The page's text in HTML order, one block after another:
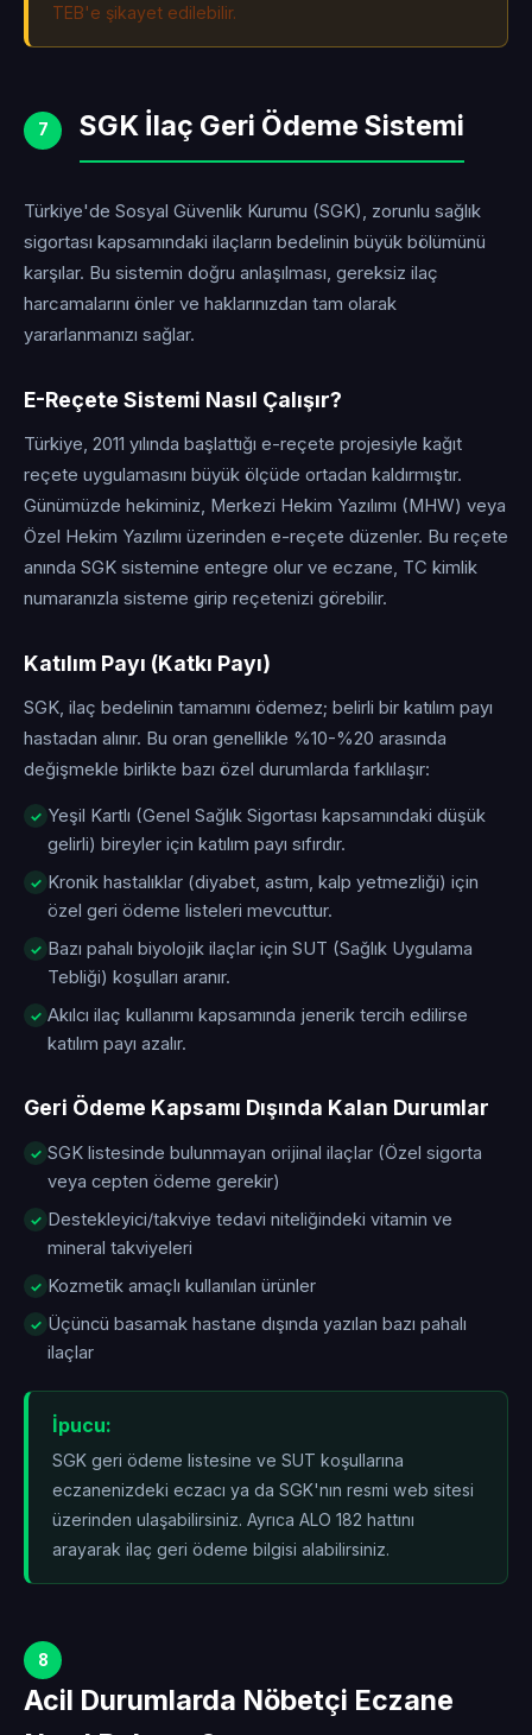
TEB'e şikayet edilebilir.
7 SGK İlaç Geri Ödeme Sistemi
Türkiye'de Sosyal Güvenlik Kurumu (SGK), zorunlu sağlık
sigortası kapsamındaki ilaçların bedelinin büyük bölümünü
karşılar. Bu sistemin doğru anlaşılması, gereksiz ilaç
harcamalarını önler ve haklarınızdan tam olarak
yararlanmanızı sağlar.
E-Reçete Sistemi Nasıl Çalışır?
Türkiye, 2011 yılında başlattığı e-reçete projesiyle kağıt
reçete uygulamasını büyük ölçüde ortadan kaldırmıştır.
Günümüzde hekiminiz, Merkezi Hekim Yazılımı (MHW) veya
Özel Hekim Yazılımı üzerinden e-reçete düzenler. Bu reçete
anında SGK sistemine entegre olur ve eczane, TC kimlik
numaranızla sisteme girip reçetenizi görebilir.
Katılım Payı (Katkı Payı)
SGK, ilaç bedelinin tamamını ödemez; belirli bir katılım payı
hastadan alınır. Bu oran genellikle %10-%20 arasında
değişmekle birlikte bazı özel durumlarda farklılaşır:
Yeşil Kartlı (Genel Sağlık Sigortası kapsamındaki düşük
gelirli) bireyler için katılım payı sıfırdır.
Kronik hastalıklar (diyabet, astım, kalp yetmezliği) için
özel geri ödeme listeleri mevcuttur.
Bazı pahalı biyolojik ilaçlar için SUT (Sağlık Uygulama
Tebliği) koşulları aranır.
Akılcı ilaç kullanımı kapsamında jenerik tercih edilirse
katılım payı azalır.
Geri Ödeme Kapsamı Dışında Kalan Durumlar
SGK listesinde bulunmayan orijinal ilaçlar (Özel sigorta
veya cepten ödeme gerekir)
Destekleyici/takviye tedavi niteliğindeki vitamin ve
mineral takviyeleri
Kozmetik amaçlı kullanılan ürünler
Üçüncü basamak hastane dışında yazılan bazı pahalı
ilaçlar
İpucu:
SGK geri ödeme listesine ve SUT koşullarına
eczanenizdeki eczacı ya da SGK'nın resmi web sitesi
üzerinden ulaşabilirsiniz. Ayrıca ALO 182 hattını
arayarak ilaç geri ödeme bilgisi alabilirsiniz.
8
Acil Durumlarda Nöbetçi Eczane